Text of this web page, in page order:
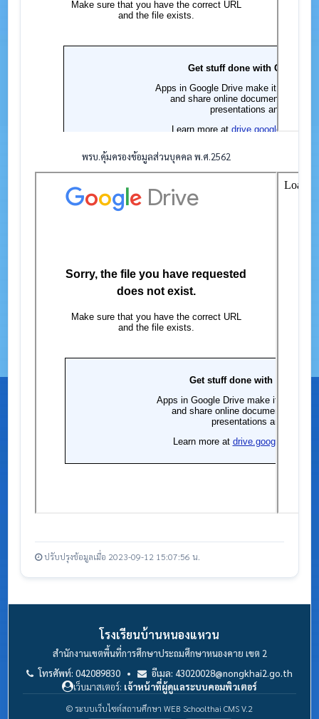
พรบ.คุ้มครองข้อมูลส่วนบุคคล พ.ศ.2562
ปรับปรุงข้อมูลเมื่อ 2023-09-12 15:07:56 น.
โรงเรียนบ้านหนองแหวน
สำนักงานเขตพื้นที่การศึกษาประถมศึกษาหนองคาย เขต 2
โทรศัพท์: 042089830 •
อีเมล: 43020028@nongkhai2.go.th
เว็บมาสเตอร์: เจ้าหน้าที่ผู้ดูแลระบบคอมพิวเตอร์
© ระบบเว็บไซต์สถานศึกษา WEB Schoolthai CMS V.2